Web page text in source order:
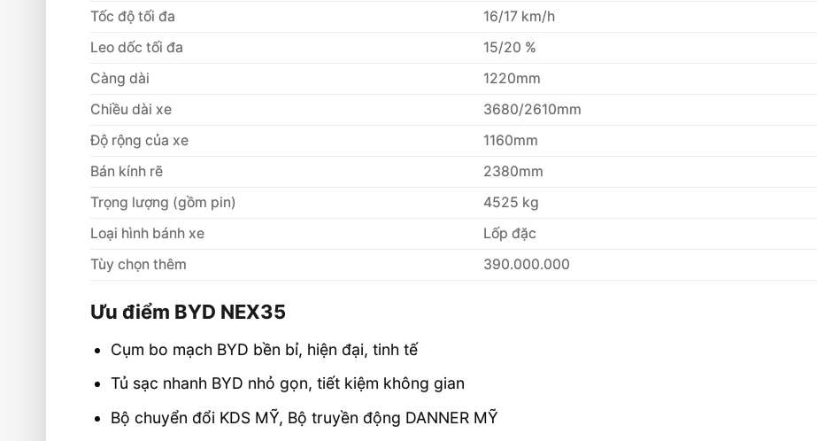
Liên hệ mua sản phẩm
Tốc độ tối đa
16/17 km/h
Leo dốc tối đa
15/20 %
Càng dài
1220mm
Chiều dài xe
3680/2610mm
Độ rộng của xe
1160mm
Bán kính rẽ
2380mm
Trọng lượng (gồm pin)
4525 kg
Loại hình bánh xe
Lốp đặc
Tùy chọn thêm
390.000.000
Ưu điểm BYD NEX35
Cụm bo mạch BYD bền bỉ, hiện đại, tinh tế
Tủ sạc nhanh BYD nhỏ gọn, tiết kiệm không gian
Bộ chuyển đổi KDS MỸ, Bộ truyền động DANNER MỸ